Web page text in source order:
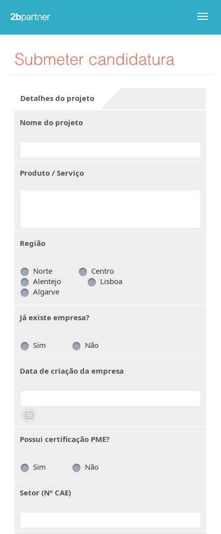
Detalhes do projeto
Nome do projeto
Produto / Serviço
Região
Norte
Centro
Alentejo
Lisboa
Algarve
Já existe empresa?
Sim Não
Data de criação da empresa
Possui certificação PME?
Sim Não
Setor (Nº CAE)